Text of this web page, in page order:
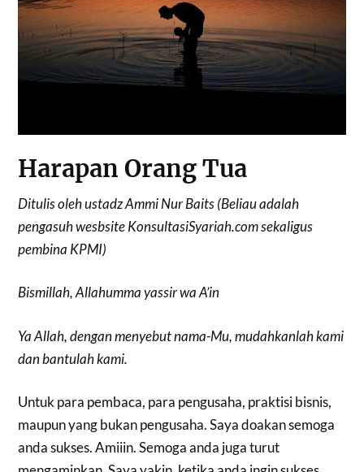
Harapan Orang Tua
Ditulis oleh ustadz Ammi Nur Baits (Beliau adalah
pengasuh wesbsite KonsultasiSyariah.com sekaligus
pembina KPMI)
Bismillah, Allahumma yassir wa A’in
Ya Allah, dengan menyebut nama-Mu, mudahkanlah kami
dan bantulah kami.
Untuk para pembaca, para pengusaha, praktisi bisnis,
maupun yang bukan pengusaha. Saya doakan semoga
anda sukses. Amiiin. Semoga anda juga turut